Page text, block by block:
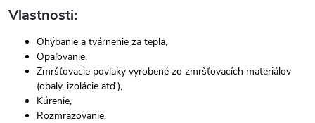
Vlastnosti:
Ohýbanie a tvárnenie za tepla,
Opaľovanie,
Zmršťovacie povlaky vyrobené zo zmršťovacích materiálov
(obaly, izolácie atď.),
Kúrenie,
Rozmrazovanie,